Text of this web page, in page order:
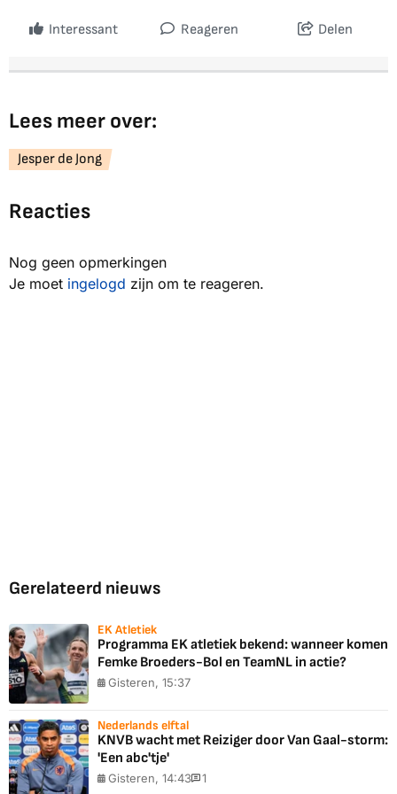
Interessant Reageren Delen
Lees meer over:
Jesper de Jong
Reacties
Nog geen opmerkingen
Je moet ingelogd zijn om te reageren.
Gerelateerd nieuws
EK Atletiek
Programma EK atletiek bekend: wanneer komen
Femke Broeders-Bol en TeamNL in actie?
Gisteren, 15:37
Nederlands elftal
KNVB wacht met Reiziger door Van Gaal-storm:
'Een abc'tje'
Gisteren, 14:43 1